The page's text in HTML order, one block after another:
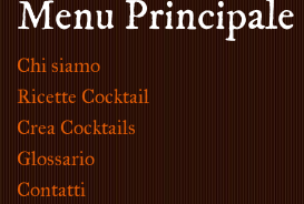
Menu Principale
Chi siamo
Ricette Cocktail
Crea Cocktails
Glossario
Contatti